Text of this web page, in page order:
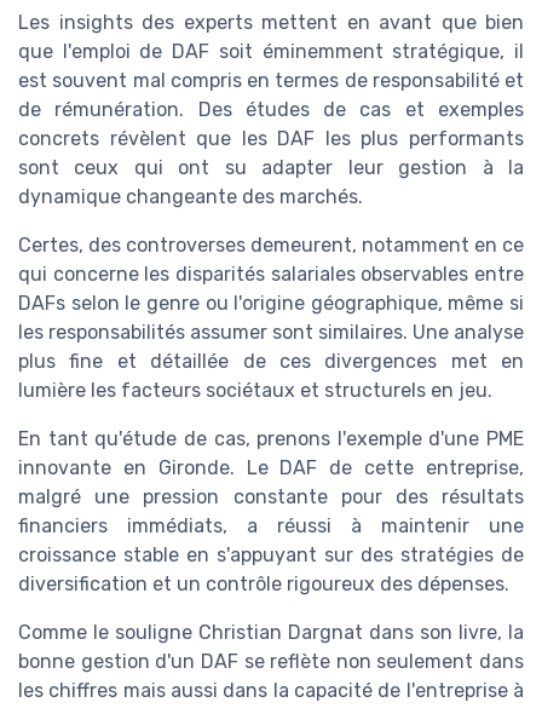
Les insights des experts mettent en avant que bien
que l'emploi de DAF soit éminemment stratégique, il
est souvent mal compris en termes de responsabilité et
de rémunération. Des études de cas et exemples
concrets révèlent que les DAF les plus performants
sont ceux qui ont su adapter leur gestion à la
dynamique changeante des marchés.
Certes, des controverses demeurent, notamment en ce
qui concerne les disparités salariales observables entre
DAFs selon le genre ou l'origine géographique, même si
les responsabilités assumer sont similaires. Une analyse
plus fine et détaillée de ces divergences met en
lumière les facteurs sociétaux et structurels en jeu.
En tant qu'étude de cas, prenons l'exemple d'une PME
innovante en Gironde. Le DAF de cette entreprise,
malgré une pression constante pour des résultats
financiers immédiats, a réussi à maintenir une
croissance stable en s'appuyant sur des stratégies de
diversification et un contrôle rigoureux des dépenses.
Comme le souligne Christian Dargnat dans son livre, la
bonne gestion d'un DAF se reflète non seulement dans
les chiffres mais aussi dans la capacité de l'entreprise à